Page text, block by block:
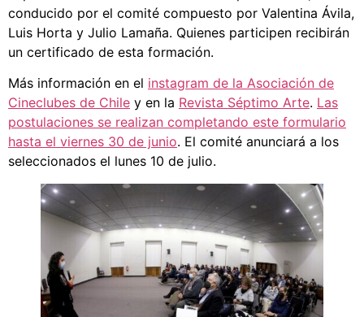
conducido por el comité compuesto por Valentina Ávila,
Luis Horta y Julio Lamaña. Quienes participen recibirán
un certificado de esta formación.
Más información en el instagram de la Asociación de
Cineclubes de Chile y en la Revista Séptimo Arte. Las
postulaciones se realizan completando este formulario
hasta el viernes 30 de junio. El comité anunciará a los
seleccionados el lunes 10 de julio.